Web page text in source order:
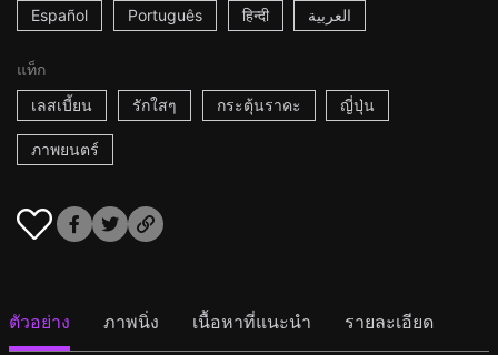
Español Português हिन्दी العربية
แท็ก
เลสเบี้ยน
รักใสๆ กระตุ้นราคะ ญี่ปุ่น
ภาพยนตร์
ตัวอย่าง ภาพนิ่ง เนื้อหาที่แนะนำ รายละเอียด